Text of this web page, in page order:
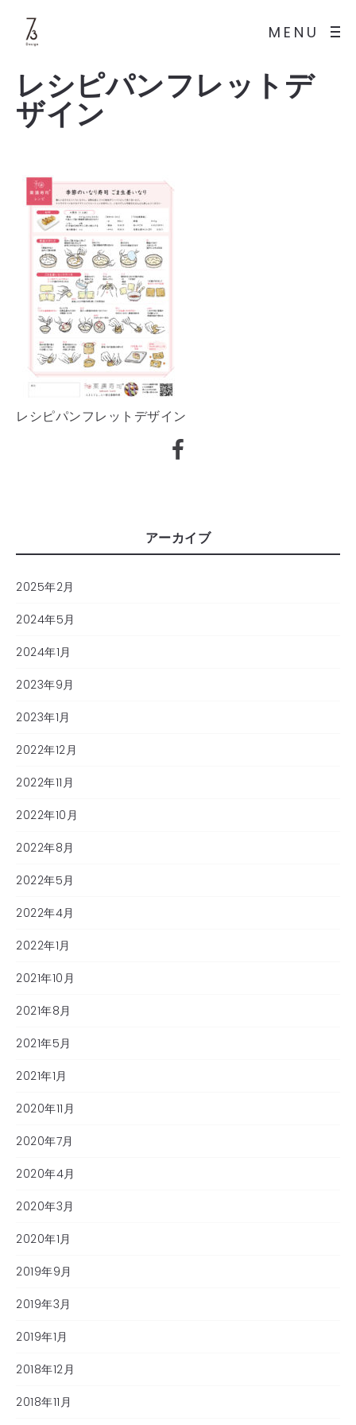
MENU
レシピパンフレットデ
ザイン
レシピパンフレットデザイン
アーカイブ
2025年2月
2024年5月
2024年1月
2023年9月
2023年1月
2022年12月
2022年11月
2022年10月
2022年8月
2022年5月
2022年4月
2022年1月
2021年10月
2021年8月
2021年5月
2021年1月
2020年11月
2020年7月
2020年4月
2020年3月
2020年1月
2019年9月
2019年3月
2019年1月
2018年12月
2018年11月